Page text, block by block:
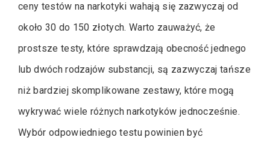
ceny testów na narkotyki wahają się zazwyczaj od
około 30 do 150 złotych. Warto zauważyć, że
prostsze testy, które sprawdzają obecność jednego
lub dwóch rodzajów substancji, są zazwyczaj tańsze
niż bardziej skomplikowane zestawy, które mogą
wykrywać wiele różnych narkotyków jednocześnie.
Wybór odpowiedniego testu powinien być